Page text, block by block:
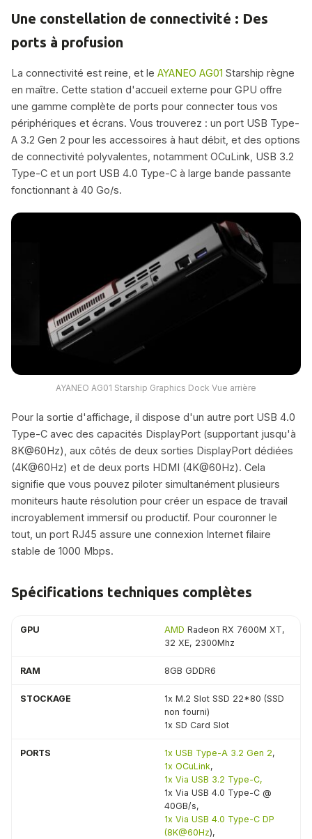
Une constellation de connectivité : Des
ports à profusion
La connectivité est reine, et le AYANEO AG01 Starship règne
en maître. Cette station d'accueil externe pour GPU offre
une gamme complète de ports pour connecter tous vos
périphériques et écrans. Vous trouverez : un port USB Type-
A 3.2 Gen 2 pour les accessoires à haut débit, et des options
de connectivité polyvalentes, notamment OCuLink, USB 3.2
Type-C et un port USB 4.0 Type-C à large bande passante
fonctionnant à 40 Go/s.
AYANEO AG01 Starship Graphics Dock Vue arrière
Pour la sortie d'affichage, il dispose d'un autre port USB 4.0
Type-C avec des capacités DisplayPort (supportant jusqu'à
8K@60Hz), aux côtés de deux sorties DisplayPort dédiées
(4K@60Hz) et de deux ports HDMI (4K@60Hz). Cela
signifie que vous pouvez piloter simultanément plusieurs
moniteurs haute résolution pour créer un espace de travail
incroyablement immersif ou productif. Pour couronner le
tout, un port RJ45 assure une connexion Internet filaire
stable de 1000 Mbps.
Spécifications techniques complètes
GPU AMD Radeon RX 7600M XT,
32 XE, 2300Mhz
RAM 8GB GDDR6
STOCKAGE
1x M.2 Slot SSD 22*80 (SSD
non fourni)
1x SD Card Slot
PORTS 1x USB Type-A 3.2 Gen 2,
1x OCuLink,
1x Via USB 3.2 Type-C,
1x Via USB 4.0 Type-C @
40GB/s,
1x Via USB 4.0 Type-C DP
(8K@60Hz),